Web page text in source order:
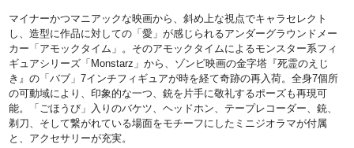
マイナーかつマニアックな映画から、斜め上な視点でキャラセレクト
し、造型に作品に対しての「愛」が感じられるアンダーグラウンドメー
カー「アモックタイム」。そのアモックタイムによるモンスター系フィ
ギュアシリーズ「Monstarz」から、ゾンビ映画の金字塔『死霊のえじ
き』の「バブ」7インチフィギュアが時を経て奇跡の再入荷。全身7個所
の可動域により、印象的な一つ、銃を片手に敬礼するポーズも再現可
能。「ごほうび」入りのバケツ、ヘッドホン、テープレコーダー、銃、
剃刀、そして繋がれている場面をモチーフにしたミニジオラマが付属
と、アクセサリーが充実。